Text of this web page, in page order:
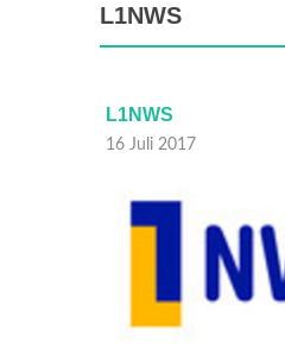
L1NWS
L1NWS
16 Juli 2017